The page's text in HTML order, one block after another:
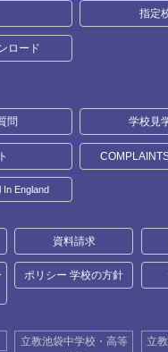
指定
ロード
問 学校見
In England
資料請求
ポリシー 学校の方針
立教池袋中学校・高等
立